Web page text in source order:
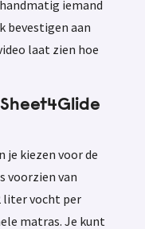
iemand
bevestigen aan
laat zien hoe
je kiezen voor de
voorzien van
liter vocht per
matras. Je kunt